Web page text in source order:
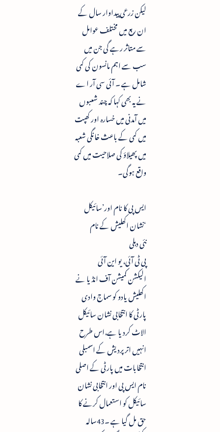
لیکن زرعی پیداوار سال کے
ان ربع میں مختلف عوامل
سے متاثر رہے گی جن میں
سب سے اہم مانسون کی کمی
شامل ہے ۔ آئی سی آر اے
نے یہ بھی کہا کہ چند شعبوں
میں آمدنی میں خسارہ اور کھپت
میں کمی کے باعث خانگی شعبہ
میں پھیلاؤ کی صلاحیت میں کمی
واقع ہوگی۔
ایس پی کا نام اور’سائیکل
‘نشان اکھلیش کے نام
نئی دہلی
پی ٹی آئی، یو این آئی
الیکشن کمیشن آف انڈیا نے
اکھلیش یادو کو سماج وادی
پارٹی کا انتخابی نشان سائیکل
الاٹ کردیا ہے،اس طرح
انہیں اتر پردیش کے اسمبلی
انتخابات میں پارٹی کے اصلی
نام ایس پی اور انتخابی نشان
سائیکل کو استعمال کرنے کا
حق مل گیا ہے ۔43سالہ